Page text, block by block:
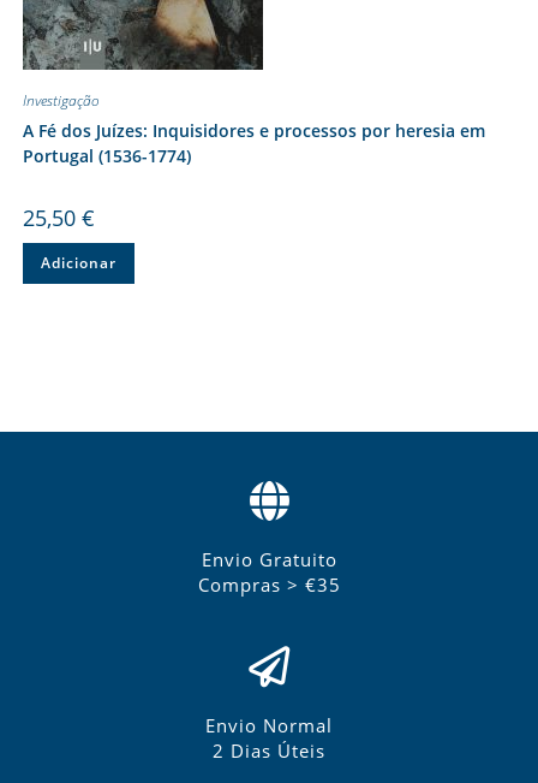
Investigação
A Fé dos Juízes: Inquisidores e processos por heresia em
Portugal (1536-1774)
25,50 €
Adicionar
Envio Gratuito
Compras > €35
Envio Normal
2 Dias Úteis